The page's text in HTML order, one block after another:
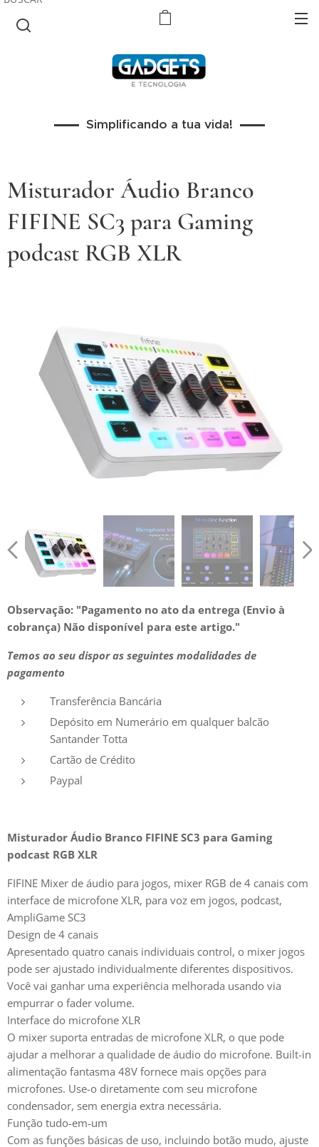
Simplificando a tua vida!
Misturador Áudio Branco
FIFINE SC3 para Gaming
podcast RGB XLR
Observação: "Pagamento no ato da entrega (Envio à
cobrança) Não disponível para este artigo."
Temos ao seu dispor as seguintes modalidades de
pagamento
Transferência Bancária
Depósito em Numerário em qualquer balcão
Santander Totta
Cartão de Crédito
Paypal
Misturador Áudio Branco FIFINE SC3 para Gaming
podcast RGB XLR
FIFINE Mixer de áudio para jogos, mixer RGB de 4 canais com
interface de microfone XLR, para voz em jogos, podcast,
AmpliGame SC3
Design de 4 canais
Apresentado quatro canais individuais control, o mixer jogos
pode ser ajustado individualmente diferentes dispositivos.
Você vai ganhar uma experiência melhorada usando via
empurrar o fader volume.
Interface do microfone XLR
O mixer suporta entradas de microfone XLR, o que pode
ajudar a melhorar a qualidade de áudio do microfone. Built-in
alimentação fantasma 48V fornece mais opções para
microfones. Use-o diretamente com seu microfone
condensador, sem energia extra necessária.
Função tudo-em-um
Com as funções básicas de uso, incluindo botão mudo, ajuste